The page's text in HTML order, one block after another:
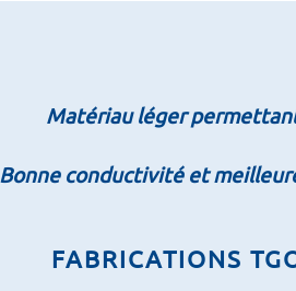
Matériau léger
Bonne conductivité et
FABRICATIONS